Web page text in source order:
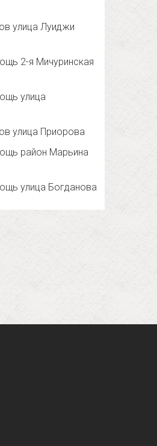
улица Луиджи
2-я Мичуринская
улица
улица Приорова
район Марьина
улица Богданова